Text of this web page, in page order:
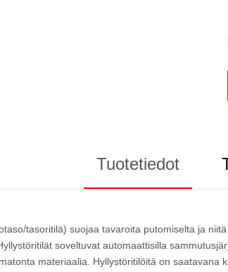
Tuotetiedot
tasoritilä) suojaa tavaroita putomiselta ja
soveltuvat automaattisilla
materiaalia. Hyllystöritilöitä on saatavana